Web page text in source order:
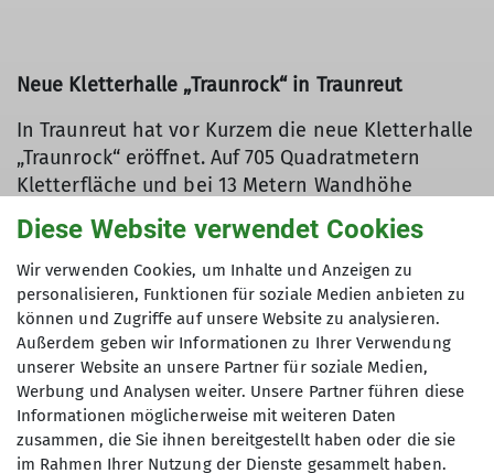
Neue Kletterhalle „Traunrock“ in Traunreut
In Traunreut hat vor Kurzem die neue Kletterhalle
„Traunrock“ eröffnet. Auf 705 Quadratmetern
Kletterfläche und bei 13 Metern Wandhöhe
warten 57 abwechslungsreiche Kletterlinien auf
alle, die gerne in die Höhe gehen. Ein 160
Quadratmeter großer Boulderbereich ergänzt das
Angebot perfekt.
Unser Vorstang Georg hat die Halle bereits
Besucht – und war begeistert von der modernen
Ausstattung, sowie den Interessanten Routen..
Besonders freut uns, dass wir mit den Betreibern
vergünstigte Eintrittspreise für unsere Mitglieder
Diese Website verwendet Cookies
Wir verwenden Cookies, um Inhalte und Anzeigen zu
personalisieren, Funktionen für soziale Medien anbieten zu
können und Zugriffe auf unsere Website zu analysieren.
Außerdem geben wir Informationen zu Ihrer Verwendung
unserer Website an unsere Partner für soziale Medien,
Werbung und Analysen weiter. Unsere Partner führen diese
Informationen möglicherweise mit weiteren Daten
zusammen, die Sie ihnen bereitgestellt haben oder die sie
im Rahmen Ihrer Nutzung der Dienste gesammelt haben.